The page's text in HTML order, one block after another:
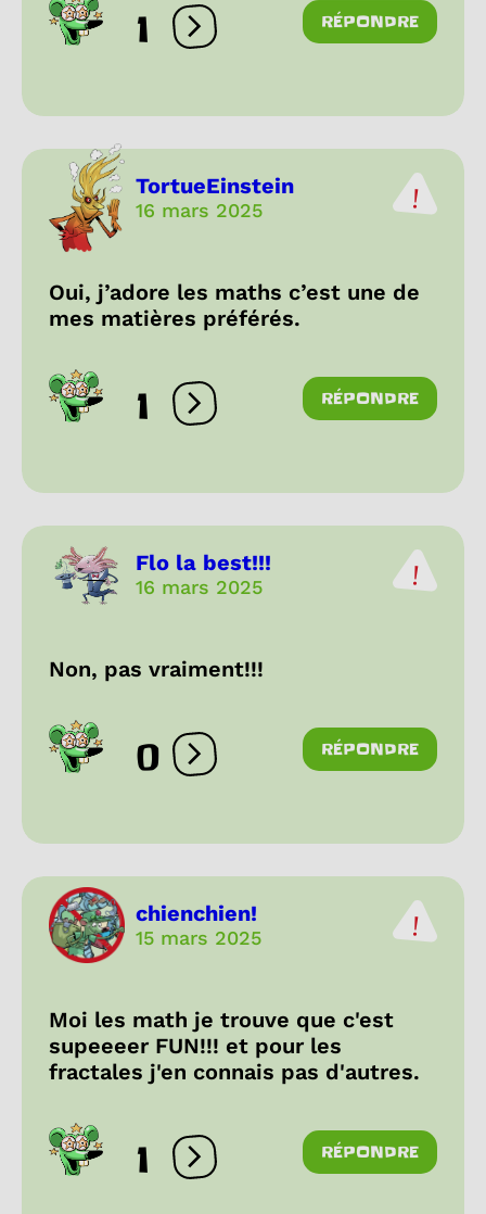
1 Ouvrir les réactions
RÉPONDRE
TortueEinstein
16 mars 2025
Oui, j’adore les maths c’est une de
mes matières préférés.
1 Ouvrir les réactions
RÉPONDRE
Flo la best!!!
16 mars 2025
Non, pas vraiment!!!
0 Ouvrir les réactions
RÉPONDRE
chienchien!
15 mars 2025
Moi les math je trouve que c'est
supeeeer FUN!!! et pour les
fractales j'en connais pas d'autres.
1 Ouvrir les réactions
RÉPONDRE